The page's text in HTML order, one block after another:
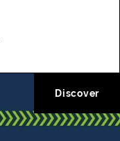
Discover